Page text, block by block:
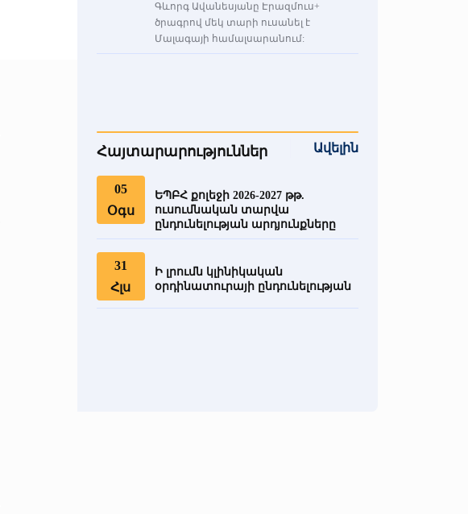
Գևորգ Ավանեսյանը Էրազմուս+
ծրագրով մեկ տարի ուսանել է
Մալագայի համալսարանում:
Հայտարարություններ Ավելին
05
Օգս
ԵՊԲՀ քոլեջի 2026-2027 թթ.
ուսումնական տարվա
ընդունելության արդյունքները
31
Հլս
Ի լրումն կլինիկական
օրդինատուրայի ընդունելության